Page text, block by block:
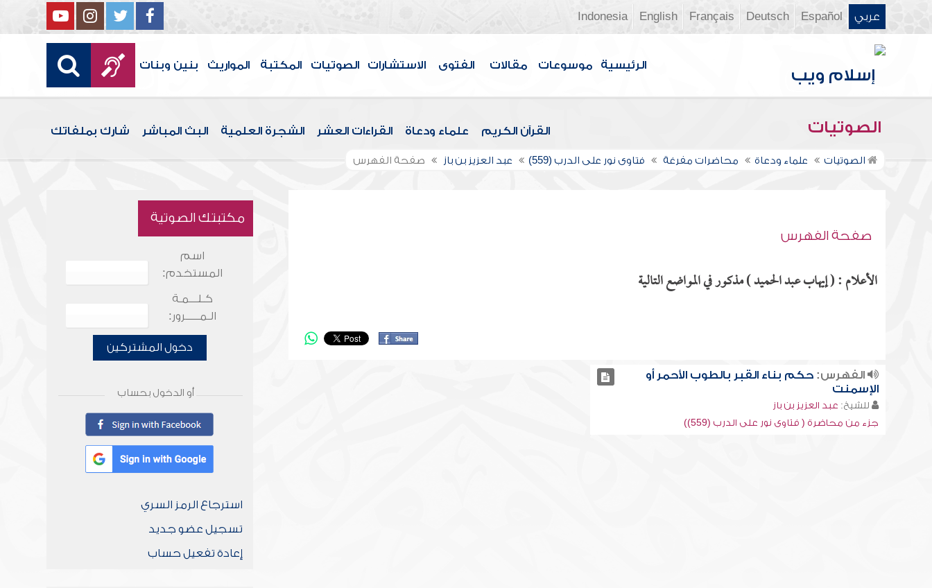
عربي Español
Deutsch
Français
English
Indonesia
الرئيسية موسوعات مقالات الفتوى الاستشارات الصوتيات المكتبة المواريث بنين وبنات
الصوتيات القرآن الكريم علماء ودعاة القراءات العشر الشجرة العلمية البث المباشر شارك بملفاتك
الصوتيات علماء ودعاة محاضرات مفرغة فتاوى نور على الدرب (559) عبد العزيز بن باز صفحة الفهرس
صفحة الفهرس
الأعلام : ( إيهاب عبد الحميد ) مذكور في المواضع التالية
الفهرس:حكم بناء القبر بالطوب الأحمر أو
الإسمنت
للشيخ: عبد العزيز بن باز
جزء من محاضرة ( فتاوى نور على الدرب (559))
مكتبتك الصوتية
اسم
المستخدم:
كـلـــمـة
الـمـــــرور:
دخول المشتركين
أو الدخول بحساب
استرجاع الرمز السري
تسجيل عضو جديد
إعادة تفعيل حساب